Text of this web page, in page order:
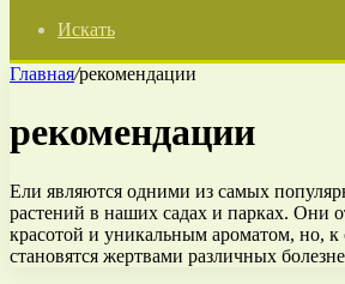
Искать
Главная/рекомендации
рекомендации
Ели являются одними из самых
растений в наших садах и парках. Они
красотой и уникальным ароматом, но,
становятся жертвами различных